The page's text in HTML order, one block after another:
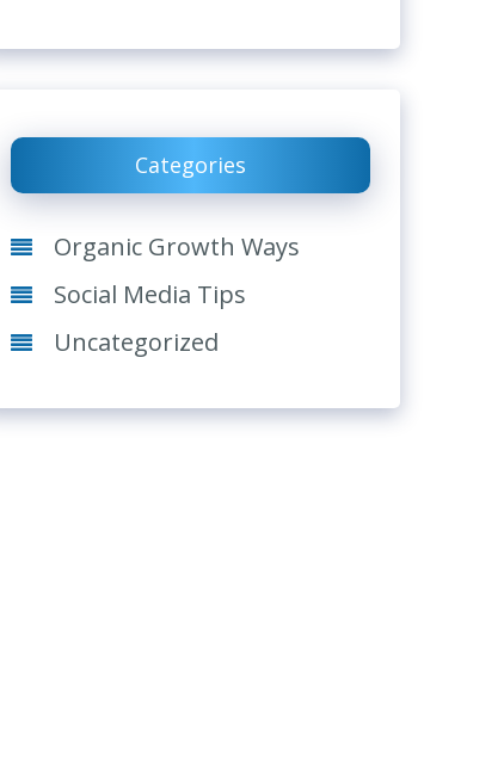
Categories
Organic Growth Ways
Social Media Tips
Uncategorized